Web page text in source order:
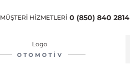
MÜŞTERİ HİZMETLERİ 0 (850) 840 2814
OTOMOTIV